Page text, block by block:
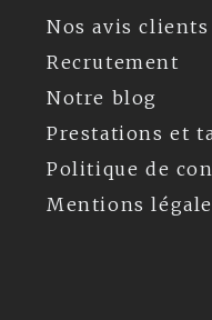
Nos avis clients
Recrutement
Notre blog
Prestations et
Politique de
Mentions